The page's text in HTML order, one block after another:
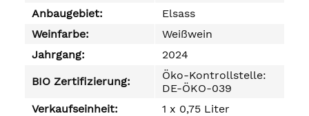
Anbaugebiet:
Elsass
Weinfarbe:
Weißwein
Jahrgang:
2024
BIO Zertifizierung:
Öko-Kontrollstelle:
DE-ÖKO-039
Verkaufseinheit:
1 x 0,75 Liter